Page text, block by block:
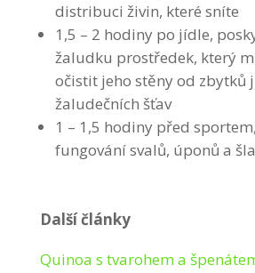
distribuci živin, které sníte
1,5 – 2 hodiny po jídle,
žaludku prostředek, který
očistit jeho stěny od zbytků
žaludečních šťav
1 – 1,5 hodiny před
fungování svalů, úponů a
Další články
Quinoa s tvarohem a